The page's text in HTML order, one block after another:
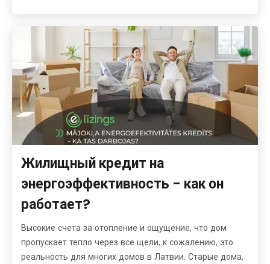
Жилищный кредит на
энергоэффективность - как он
работает?
Высокие счета за отопление и ощущение, что дом
пропускает тепло через все щели, к сожалению, это
реальность для многих домов в Латвии. Старые дома,